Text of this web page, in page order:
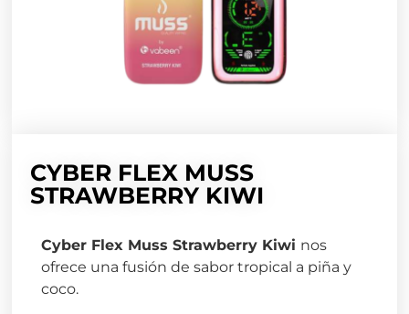
CYBER FLEX MUSS
STRAWBERRY KIWI
Cyber Flex Muss Strawberry Kiwi nos
ofrece una fusión de sabor tropical a piña y
coco.